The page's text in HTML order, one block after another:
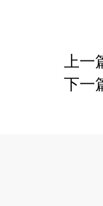
上一
下一